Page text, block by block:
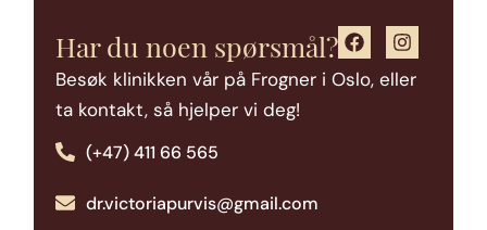
Har du noen spørsmål?
Besøk klinikken vår på Frogner i Oslo, eller
ta kontakt, så hjelper vi deg!
(+47) 411 66 565
dr.victoriapurvis@gmail.com